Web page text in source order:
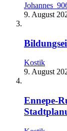
9. August
Kostik
9. August
Ennepe-